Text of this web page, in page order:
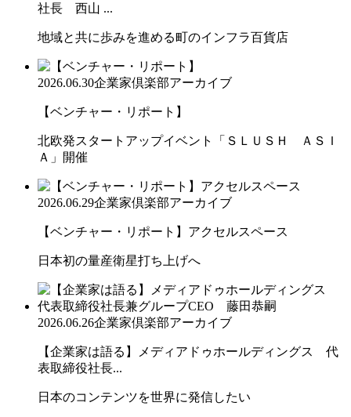
社長 西山 ...
地域と共に歩みを進める町のインフラ百貨店
2026.06.30企業家倶楽部アーカイブ
【ベンチャー・リポート】
北欧発スタートアップイベント「ＳＬＵＳＨ ＡＳＩ
Ａ」開催
2026.06.29企業家倶楽部アーカイブ
【ベンチャー・リポート】アクセルスペース
日本初の量産衛星打ち上げへ
2026.06.26企業家倶楽部アーカイブ
【企業家は語る】メディアドゥホールディングス 代
表取締役社長...
日本のコンテンツを世界に発信したい